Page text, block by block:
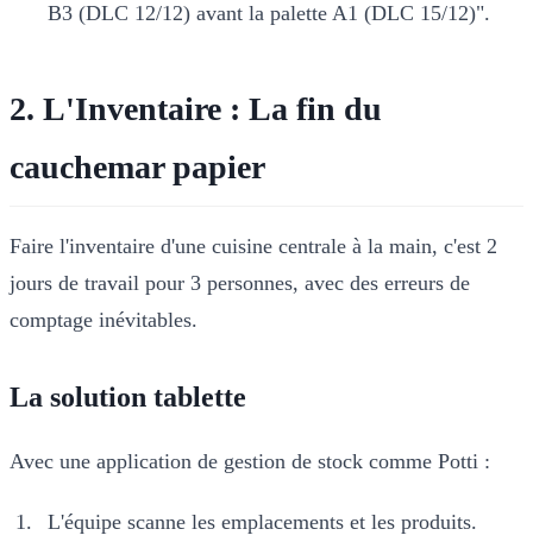
B3 (DLC 12/12) avant la palette A1 (DLC 15/12)".
2. L'Inventaire : La fin du
cauchemar papier
Faire l'inventaire d'une cuisine centrale à la main, c'est 2
jours de travail pour 3 personnes, avec des erreurs de
comptage inévitables.
La solution tablette
Avec une application de gestion de stock comme Potti :
L'équipe scanne les emplacements et les produits.